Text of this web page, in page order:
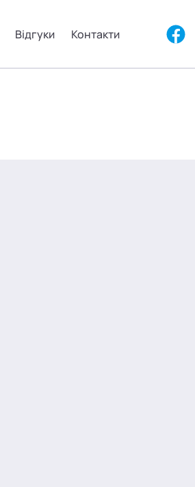
Відгуки Контакти